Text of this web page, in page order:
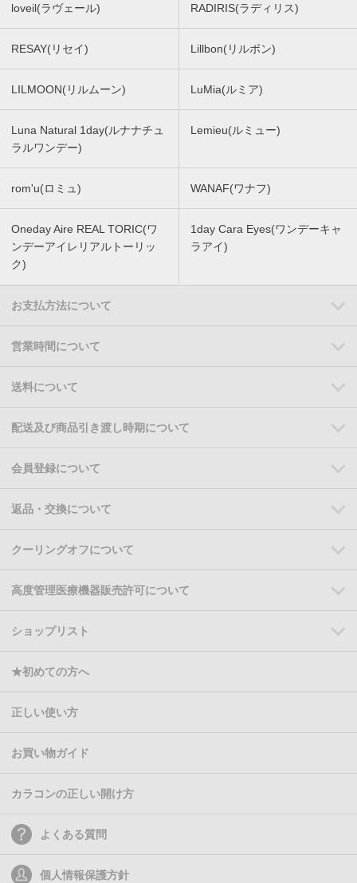
loveil(ラヴェール) RADIRIS(ラディリス)
RESAY(リセイ) Lillbon(リルボン)
LILMOON(リルムーン) LuMia(ルミア)
Luna Natural 1day(ルナナチュ
ラルワンデー)
Lemieu(ルミュー)
rom'u(ロミュ) WANAF(ワナフ)
Oneday Aire REAL TORIC(ワ
ンデーアイレリアルトーリッ
ク)
1day Cara Eyes(ワンデーキャ
ラアイ)
お支払方法について
営業時間について
送料について
配送及び商品引き渡し時期について
会員登録について
返品・交換について
クーリングオフについて
高度管理医療機器販売許可について
ショップリスト
★初めての方へ
正しい使い方
お買い物ガイド
カラコンの正しい開け方
よくある質問
個人情報保護方針